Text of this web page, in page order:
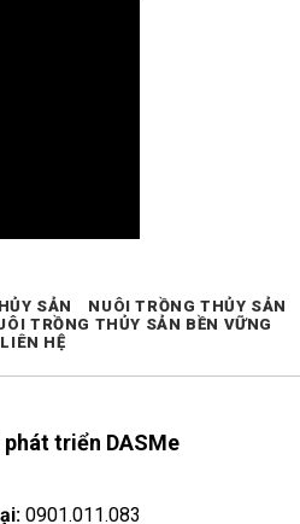
phát triển DASMe
0901.011.083
SẢN
NUÔI TRỒNG THỦY SẢN
TRỒNG THỦY SẢN BỀN VỮNG
LIÊN HỆ